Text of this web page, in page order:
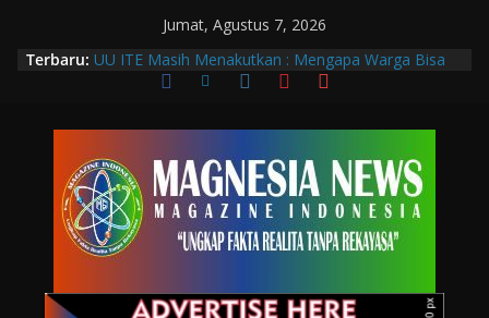
Jumat, Agustus 7, 2026
Terbaru: UU ITE Masih Menakutkan : Mengapa Warga Bisa
Dipidana Hanya karena Bicara?
Momentum Penguatan Profesi dan Transformasi
Digital
Wakil Wali Kota Bandung Hadiri Muscab VIII PTGMI
Kota Bandung, Dorong Penguatan Kompetensi
Terapis Gigi dan Mulut
Langkah Awal Deteksi Dini Penyakit, Kenali Peran
Tenaga Teknologi Laboratorium Medik
Sebenarnya Sedang Melindungi Siapa?